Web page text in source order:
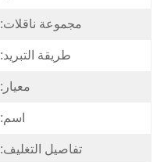
مجموعة ناقلات:
طريقة التبريد:
معيار:
اسم:
تفاصيل التغليف: